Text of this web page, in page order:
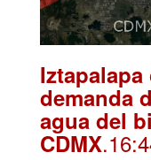
demanda
agua del
CDMX